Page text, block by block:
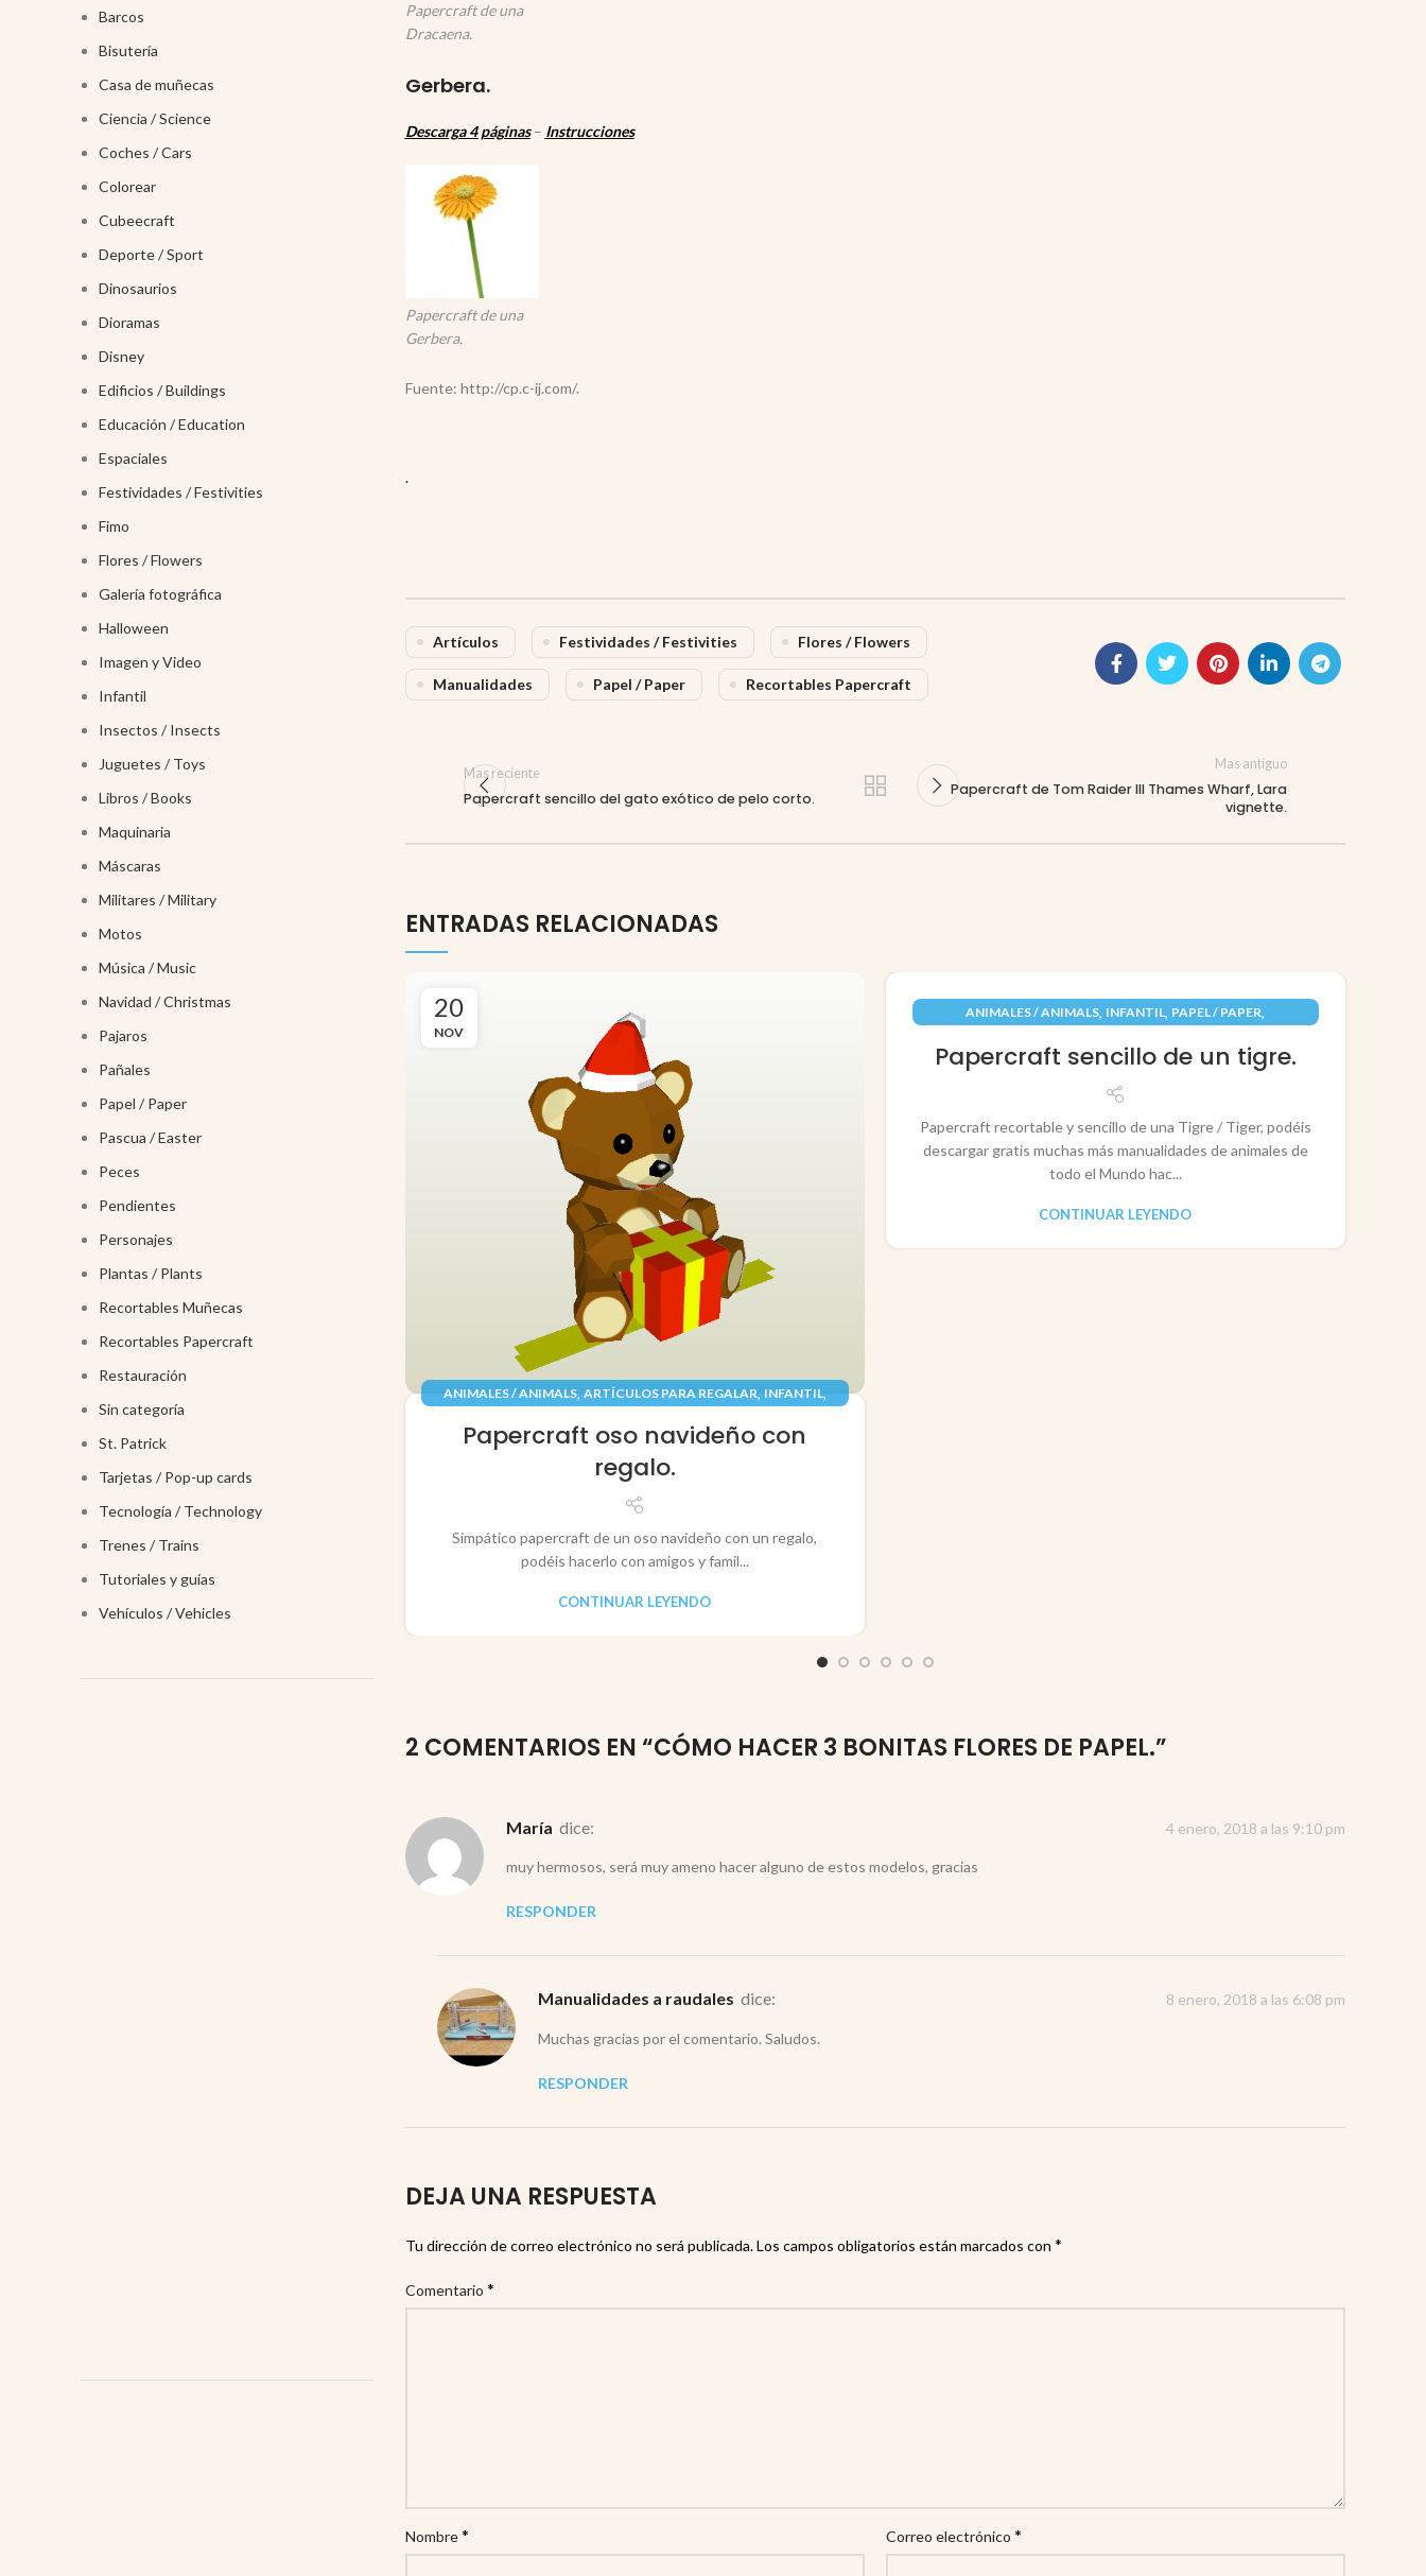
Papercraft de una
Dracaena.
Gerbera.
Descarga 4 páginas– Instrucciones
Papercraft de una
Gerbera.
Fuente: http://cp.c-ij.com/.
.
Artículos Festividades / Festivities Flores / Flowers
Manualidades Papel / Paper Recortables Papercraft
Mas reciente
Papercraft sencillo del gato exótico de pelo corto.
Mas antiguo
Papercraft de Tom Raider III Thames Wharf, Lara
vignette.
ENTRADAS RELACIONADAS
20
NOV
ANIMALES / ANIMALS, ARTÍCULOS PARA REGALAR, INFANTIL,
Papercraft oso navideño con
regalo.
Simpático papercraft de un oso navideño con un regalo,
podéis hacerlo con amigos y famil...
CONTINUAR LEYENDO
ANIMALES / ANIMALS, INFANTIL, PAPEL / PAPER,
Papercraft sencillo de un tigre.
Papercraft recortable y sencillo de una Tigre / Tiger, podéis
descargar gratis muchas más manualidades de animales de
todo el Mundo hac...
CONTINUAR LEYENDO
2 COMENTARIOS EN “CÓMO HACER 3 BONITAS FLORES DE PAPEL.”
María dice: 4 enero, 2018 a las 9:10 pm
muy hermosos, será muy ameno hacer alguno de estos modelos, gracias
RESPONDER
Manualidades a raudales dice: 8 enero, 2018 a las 6:08 pm
Muchas gracias por el comentario. Saludos.
RESPONDER
DEJA UNA RESPUESTA
Tu dirección de correo electrónico no será publicada. Los campos obligatorios están marcados con *
Comentario *
Nombre* Correo electrónico *
Barcos
Bisutería
Casa de muñecas
Ciencia / Science
Coches / Cars
Colorear
Cubeecraft
Deporte / Sport
Dinosaurios
Dioramas
Disney
Edificios / Buildings
Educación / Education
Espaciales
Festividades / Festivities
Fimo
Flores / Flowers
Galería fotográfica
Halloween
Imagen y Video
Infantil
Insectos / Insects
Juguetes / Toys
Libros / Books
Maquinaria
Máscaras
Militares / Military
Motos
Música / Music
Navidad / Christmas
Pajaros
Pañales
Papel / Paper
Pascua / Easter
Peces
Pendientes
Personajes
Plantas / Plants
Recortables Muñecas
Recortables Papercraft
Restauración
Sin categoría
St. Patrick
Tarjetas / Pop-up cards
Tecnología / Technology
Trenes / Trains
Tutoriales y guías
Vehículos / Vehicles